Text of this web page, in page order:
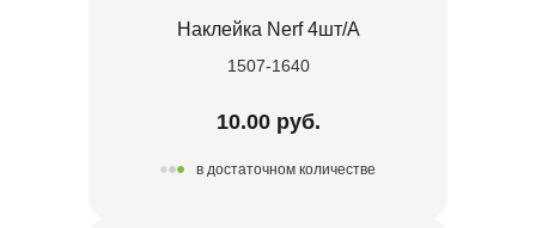
Наклейка Nerf 4шт/A
1507-1640
10.00 руб.
в достаточном количестве